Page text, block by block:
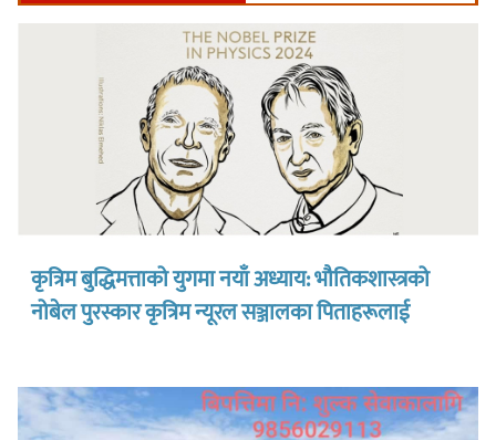
कृत्रिम बुद्धिमत्ताको युगमा नयाँ अध्याय: भौतिकशास्त्रको
नोबेल पुरस्कार कृत्रिम न्यूरल सञ्जालका पिताहरूलाई